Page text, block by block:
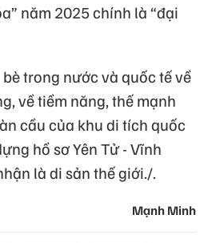
năm 2025 chính là “đại
trong nước và quốc tế về
về tiềm năng, thế mạnh
cầu của khu di tích quốc
hồ sơ Yên Tử - Vĩnh
là di sản thế giới./.
Mạnh Minh